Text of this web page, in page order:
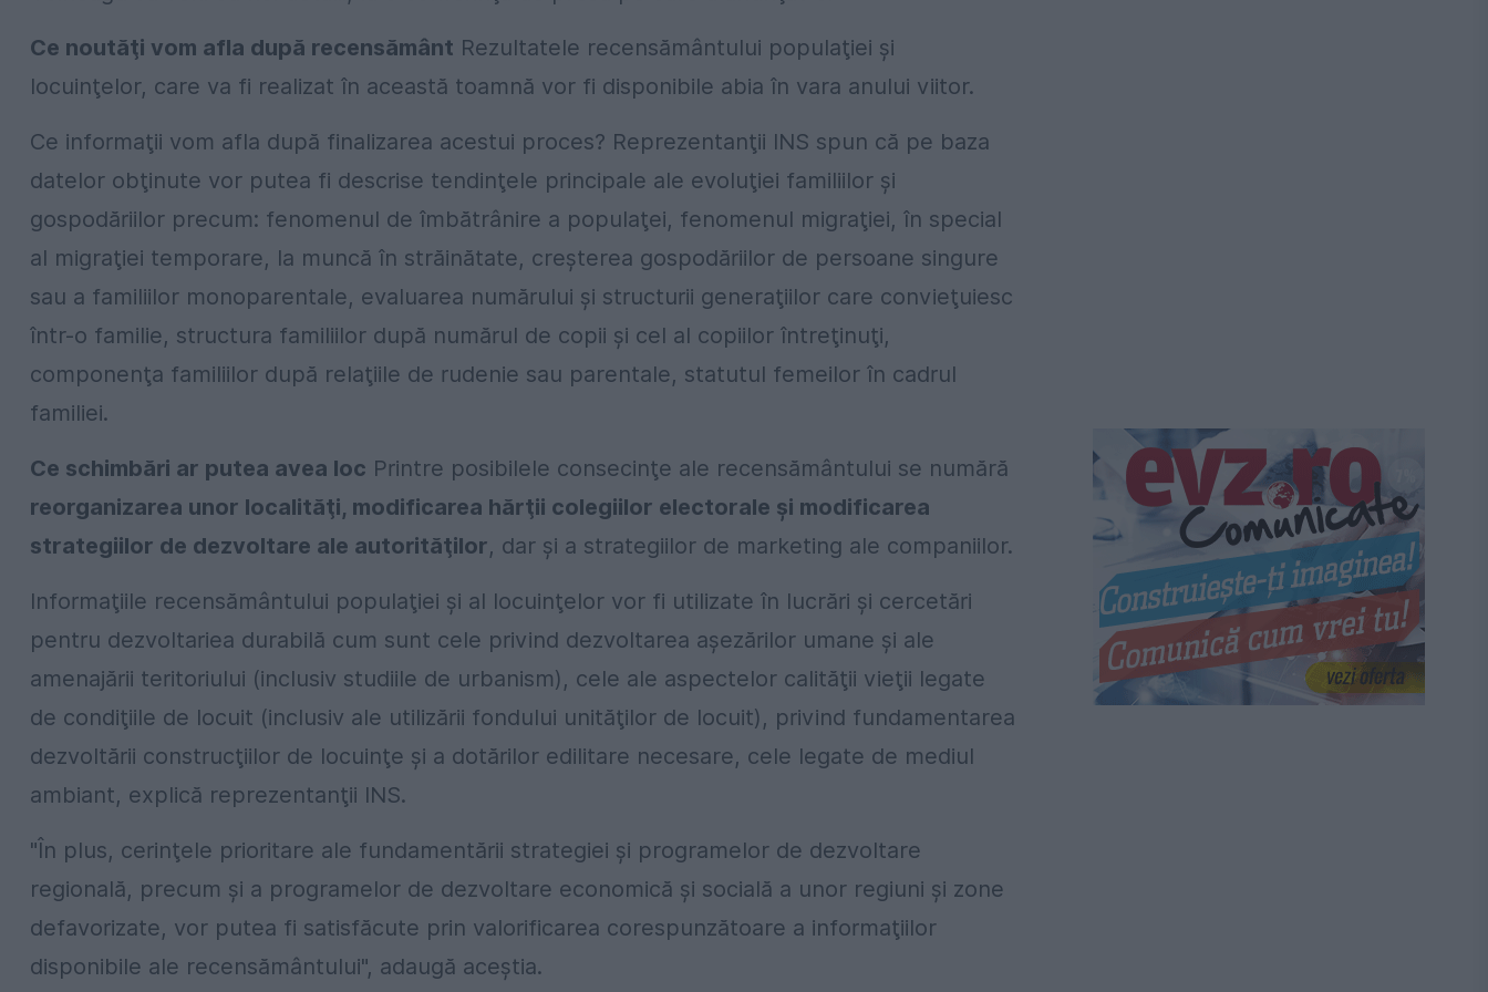
Ce noutăţi vom afla după recensământ Rezultatele recensământului populaţiei şi
locuinţelor, care va fi realizat în această toamnă vor fi disponibile abia în vara anului viitor.
Ce informaţii vom afla după finalizarea acestui proces? Reprezentanţii INS spun că pe baza
datelor obţinute vor putea fi descrise tendinţele principale ale evoluţiei familiilor şi
gospodăriilor precum: fenomenul de îmbătrânire a populaţei, fenomenul migraţiei, în special
al migraţiei temporare, la muncă în străinătate, creşterea gospodăriilor de persoane singure
sau a familiilor monoparentale, evaluarea numărului şi structurii generaţiilor care convieţuiesc
într-o familie, structura familiilor după numărul de copii şi cel al copiilor întreţinuţi,
componenţa familiilor după relaţiile de rudenie sau parentale, statutul femeilor în cadrul
familiei.
Ce schimbări ar putea avea loc Printre posibilele consecinţe ale recensământului se numără
reorganizarea unor localităţi, modificarea hărţii colegiilor electorale şi modificarea
strategiilor de dezvoltare ale autorităţilor, dar şi a strategiilor de marketing ale companiilor.
Informaţiile recensământului populaţiei şi al locuinţelor vor fi utilizate în lucrări şi cercetări
pentru dezvoltariea durabilă cum sunt cele privind dezvoltarea aşezărilor umane şi ale
amenajării teritoriului (inclusiv studiile de urbanism), cele ale aspectelor calităţii vieţii legate
de condiţiile de locuit (inclusiv ale utilizării fondului unităţilor de locuit), privind fundamentarea
dezvoltării construcţiilor de locuinţe şi a dotărilor edilitare necesare, cele legate de mediul
ambiant, explică reprezentanţii INS.
"În plus, cerinţele prioritare ale fundamentării strategiei şi programelor de dezvoltare
regională, precum şi a programelor de dezvoltare economică şi socială a unor regiuni şi zone
defavorizate, vor putea fi satisfăcute prin valorificarea corespunzătoare a informaţiilor
disponibile ale recensământului", adaugă aceştia.